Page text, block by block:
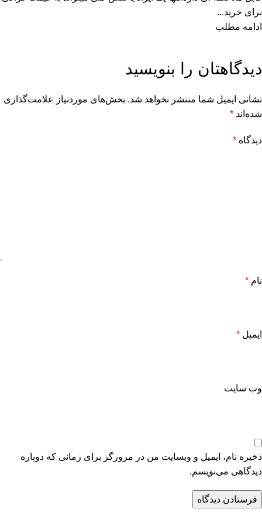
برای خرید...
ادامه مطلب
دیدگاهتان را بنویسید
نشانی ایمیل شما منتشر نخواهد شد. بخش‌های موردنیاز علامت‌گذاری
شده‌اند *
دیدگاه *
نام *
ایمیل *
وب‌ سایت
ذخیره نام، ایمیل و وبسایت من در مرورگر برای زمانی که دوباره
دیدگاهی می‌نویسم.